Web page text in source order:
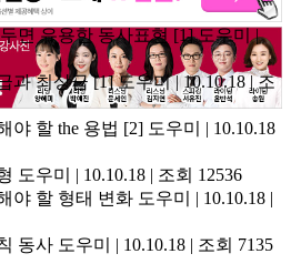
면 유용한 동사표현 [1] 도우미 |
과 최상급[1] 도우미 | 10.10.18 | 조
야 할 the 용법 [2] 도우미 | 10.10.18
도우미 | 10.10.18 | 조회 12536
야 할 형태 변화 도우미 | 10.10.18 |
동사 도우미 | 10.10.18 | 조회 7135